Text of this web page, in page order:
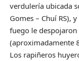
verdulería ubicada
Gomes – Chuí RS),
fuego le
(aproximadamente
Los rapiñeros